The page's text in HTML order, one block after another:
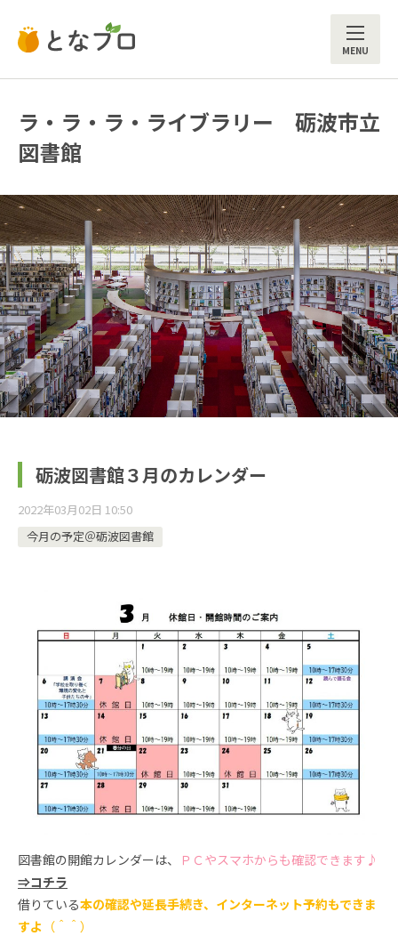
ラ・ラ・ラ・ライブラリー 砺波市立
図書館
砺波図書館３月のカレンダー
2022年03月02日 10:50
今月の予定＠砺波図書館
図書館の開館カレンダーは、
ＰＣやスマホからも確認できます♪
⇒コチラ
借りている本の確認や延長手続き、インターネット予約もできま
すよ （＾＾）